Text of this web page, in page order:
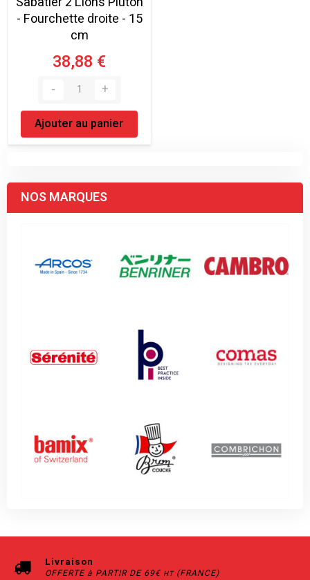
- Fourchette droite - 15
cm
38,88 €
Ajouter au panier
NOS MARQUES
Livraison
OFFERTE à PARTIR DE 69€ HT(FRANCE)